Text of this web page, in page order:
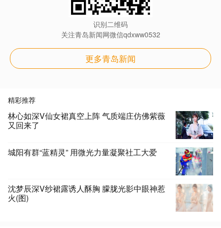
识别二维码
关注青岛新闻网微信qdxww0532
更多青岛新闻
精彩推荐
林心如深V仙女裙真空上阵 气质端庄仿佛紫薇
又回来了
城阳有群“蓝精灵” 用微光力量凝聚社工大爱
沈梦辰深V纱裙露诱人酥胸 朦胧光影中眼神惹
火(图)